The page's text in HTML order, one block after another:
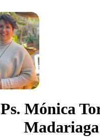
Ps. Mónica
Madariaga